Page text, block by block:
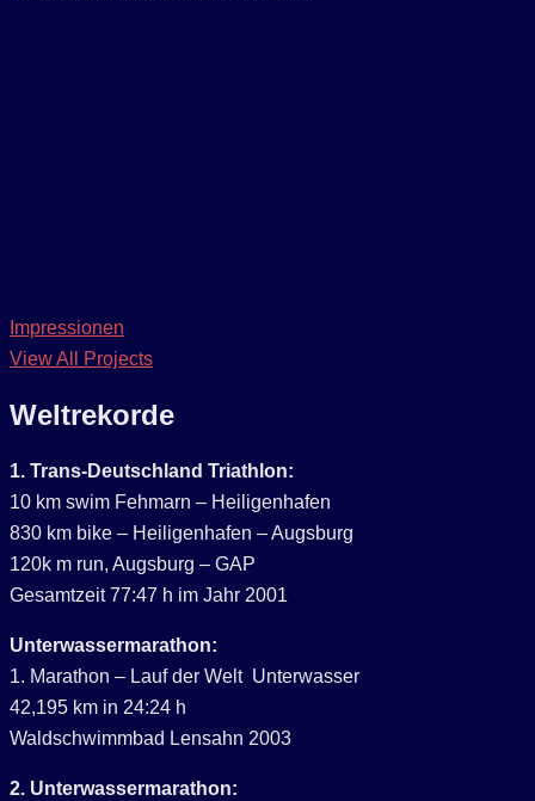
Impressionen
View All Projects
Weltrekorde
1. Trans-Deutschland Triathlon:
10 km swim Fehmarn – Heiligenhafen
830 km bike – Heiligenhafen – Augsburg
120k m run, Augsburg – GAP
Gesamtzeit 77:47 h im Jahr 2001
Unterwassermarathon:
1. Marathon – Lauf der Welt Unterwasser
42,195 km in 24:24 h
Waldschwimmbad Lensahn 2003
2. Unterwassermarathon: